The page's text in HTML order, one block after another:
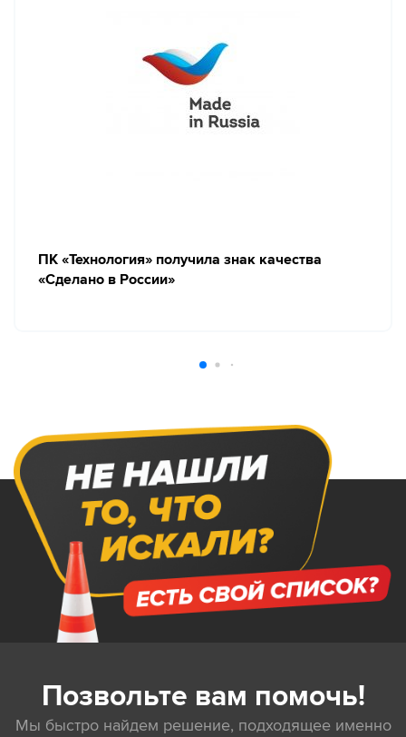
ПК «Технология» получила знак качества
«Сделано в России»
Позвольте вам помочь!
Мы быстро найдем решение, подходящее именно